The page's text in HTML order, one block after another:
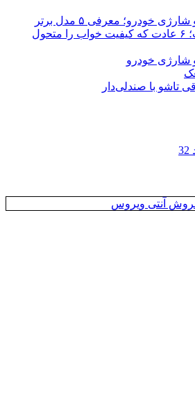
خودرو؛ معرفی ۵ مدل برتر
روتین قبل از خواب؛ ۶ عادت که کیفیت خواب را متحول
شارژی خودرو
تاشو با صندلی‌دار
آنتی ویروس